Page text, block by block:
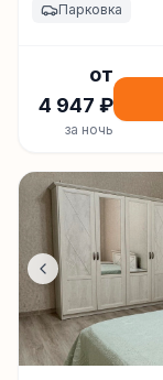
Парковка
от
4 947 ₽
за ночь